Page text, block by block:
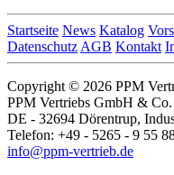
Startseite News Katalog
Datenschutz AGB Kontakt
Copyright © 2026 PPM
PPM Vertriebs GmbH &
DE - 32694 Dörentrup,
Telefon: +49 - 5265 - 9 55
info@ppm-vertrieb.de